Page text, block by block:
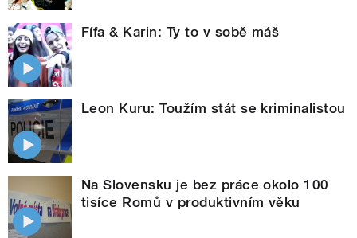
Fífa & Karin: Ty to v sobě máš
Leon Kuru: Toužím stát se kriminalistou
Na Slovensku je bez práce okolo 100
tisíce Romů v produktivním věku